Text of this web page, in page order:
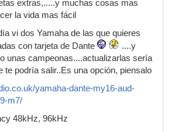
extras,.....y muchas cosas mas
la vida mas fácil
vi dos Yamaha de las que quieres
con tarjeta de Dante
....y
unas campeonas....actualizarlas sería
te podría salir..Es una opción, piensalo
yamaha-dante-my16-aud-
m7/
48kHz, 96kHz